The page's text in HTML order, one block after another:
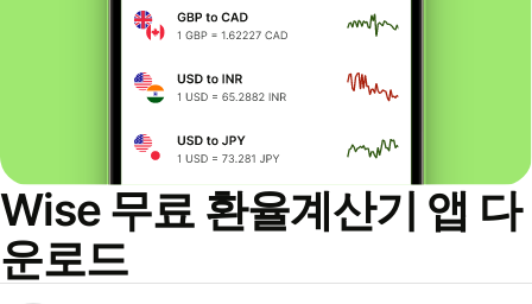
Wise 무료 환율계산기 앱 다
운로드